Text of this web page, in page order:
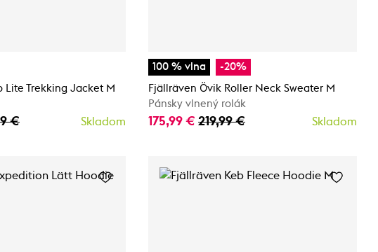
Lite Trekking Jacket M
€ Skladom
100 % vlna -20%
Fjällräven Övik Roller Neck Sweater M
Pánsky vlnený rolák
175,99 € 219,99 € Skladom